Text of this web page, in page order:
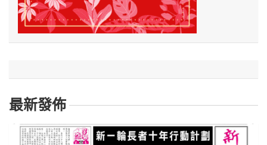
最新發佈